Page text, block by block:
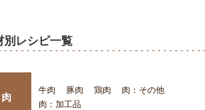
別レシピ一覧
肉
牛肉 豚肉 鶏肉
肉：その他
肉：加工品